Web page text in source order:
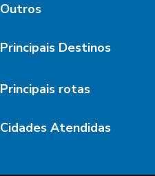
Outros
Principais Destinos
Principais rotas
Cidades Atendidas